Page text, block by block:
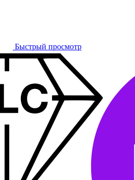
Быстрый просмотр